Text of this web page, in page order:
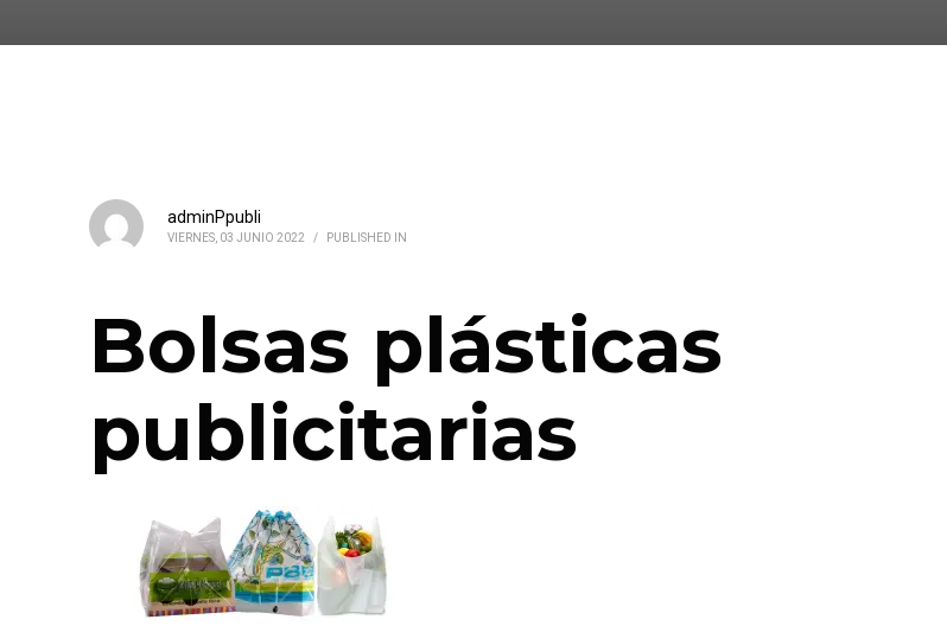
adminPpubli
VIERNES, 03 JUNIO 2022 / PUBLISHED IN
Bolsas plásticas
publicitarias